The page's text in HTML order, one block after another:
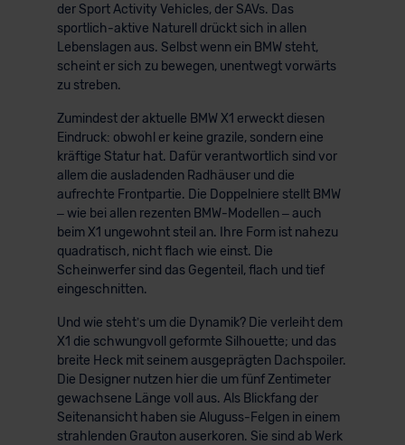
der Sport Activity Vehicles, der SAVs. Das
sportlich-aktive Naturell drückt sich in allen
Lebenslagen aus. Selbst wenn ein BMW steht,
scheint er sich zu bewegen, unentwegt vorwärts
zu streben.
Zumindest der aktuelle BMW X1 erweckt diesen
Eindruck: obwohl er keine grazile, sondern eine
kräftige Statur hat. Dafür verantwortlich sind vor
allem die ausladenden Radhäuser und die
aufrechte Frontpartie. Die Doppelniere stellt BMW
– wie bei allen rezenten BMW-Modellen – auch
beim X1 ungewohnt steil an. Ihre Form ist nahezu
quadratisch, nicht flach wie einst. Die
Scheinwerfer sind das Gegenteil, flach und tief
eingeschnitten.
Und wie steht’s um die Dynamik? Die verleiht dem
X1 die schwungvoll geformte Silhouette; und das
breite Heck mit seinem ausgeprägten Dachspoiler.
Die Designer nutzen hier die um fünf Zentimeter
gewachsene Länge voll aus. Als Blickfang der
Seitenansicht haben sie Aluguss-Felgen in einem
strahlenden Grauton auserkoren. Sie sind ab Werk